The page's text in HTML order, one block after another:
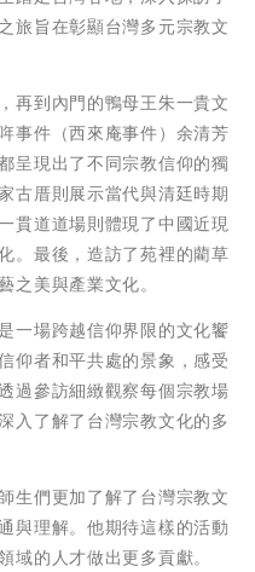
旅旨在彰顯台灣多元宗教文
再到內門的鴨母王朱一貴文
事件（西來庵事件）余清芳
呈現出了不同宗教信仰的獨
古厝則展示當代與清廷時期
貫道道場則體現了中國近現
。最後，造訪了苑裡的藺草
之美與產業文化。
一場跨越信仰界限的文化饗
仰者和平共處的景象，感受
過參訪細緻觀察每個宗教場
入了解了台灣宗教文化的多
生們更加了解了台灣宗教文
與理解。他期待這樣的活動
域的人才做出更多貢獻。